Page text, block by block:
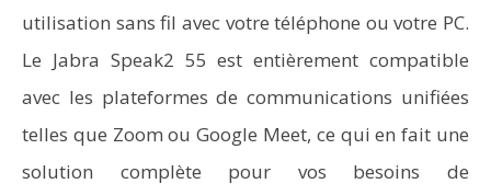
utilisation sans fil avec votre téléphone ou votre PC.
Le Jabra Speak2 55 est entièrement compatible
avec les plateformes de communications unifiées
telles que Zoom ou Google Meet, ce qui en fait une
solution complète pour vos besoins de